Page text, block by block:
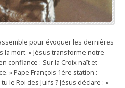
pour évoquer les dernières
la mort. « Jésus transforme notre
confiance : Sur la Croix naît et
» Pape François 1ère station :
le Roi des Juifs ? Jésus déclare : «